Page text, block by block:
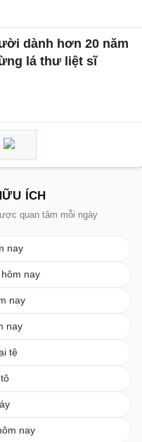
dành hơn 20 năm
lá thư liệt sĩ
ÍCH
quan tâm mỗi ngày
nay
nay
nay
nay
tệ
nay